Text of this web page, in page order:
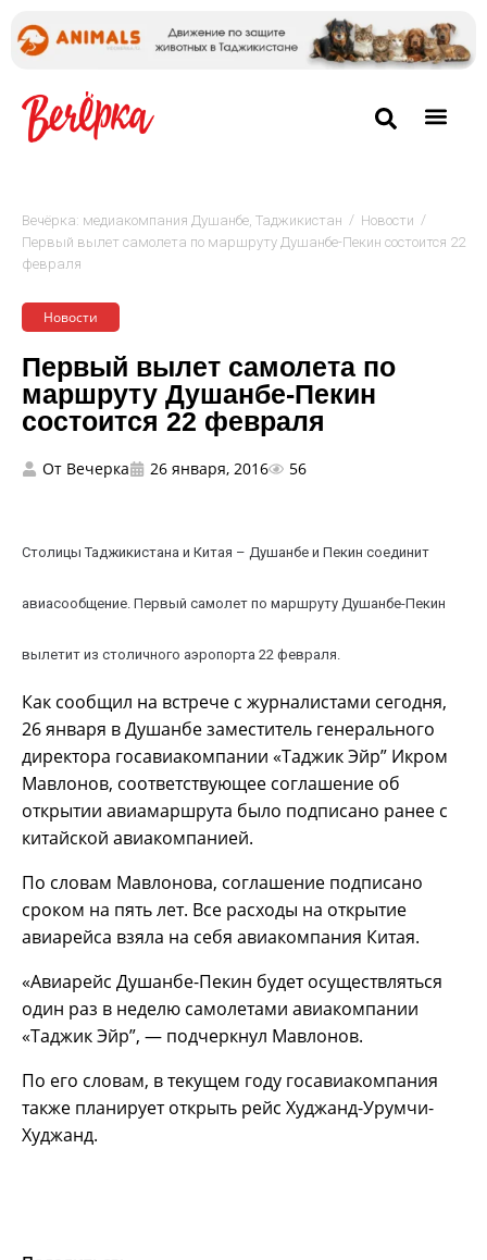
Вечёрка: медиакомпания Душанбе, Таджикистан / Новости /
Первый вылет самолета по маршруту Душанбе-Пекин состоится 22
февраля
Новости
Первый вылет самолета по
маршруту Душанбе-Пекин
состоится 22 февраля
От Вечерка 26 января, 2016 56
Столицы Таджикистана и Китая – Душанбе и Пекин соединит
авиасообщение. Первый самолет по маршруту Душанбе-Пекин
вылетит из столичного аэропорта 22 февраля.
Как сообщил на встрече с журналистами сегодня,
26 января в Душанбе заместитель генерального
директора госавиакомпании «Таджик Эйр” Икром
Мавлонов, соответствующее соглашение об
открытии авиамаршрута было подписано ранее с
китайской авиакомпанией.
По словам Мавлонова, соглашение подписано
сроком на пять лет. Все расходы на открытие
авиарейса взяла на себя авиакомпания Китая.
«Авиарейс Душанбе-Пекин будет осуществляться
один раз в неделю самолетами авиакомпании
«Таджик Эйр”, — подчеркнул Мавлонов.
По его словам, в текущем году госавиакомпания
также планирует открыть рейс Худжанд-Урумчи-
Худжанд.